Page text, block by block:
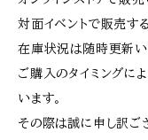
対面イベントで販売す
在庫状況は随時更新い
ご購入のタイミングに
います。
その際は誠に申し訳ご